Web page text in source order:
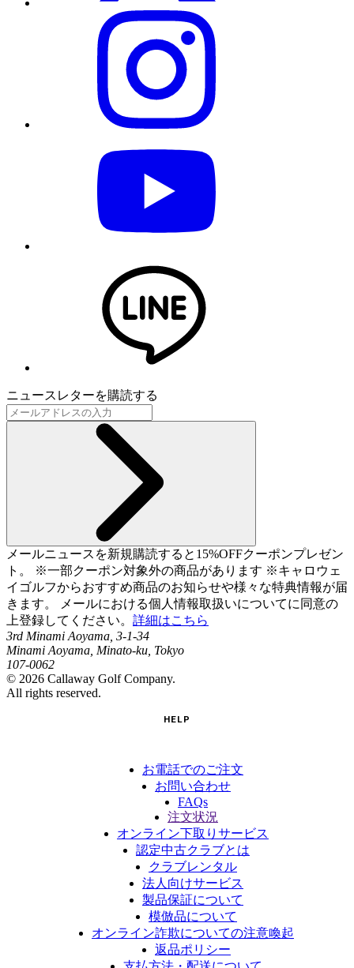
ニュースレターを購読する
メールニュースを新規購読すると15%OFFクーポンプレゼン
ト。 ※一部クーポン対象外の商品があります ※キャロウェ
イゴルフからおすすめ商品のお知らせや様々な特典情報が届
きます。 メールにおける個人情報取扱いについてに同意の
上登録してください。 詳細はこちら
3rd Minami Aoyama, 3-1-34
Minami Aoyama, Minato-ku, Tokyo
107-0062
© 2026 Callaway Golf Company.
All rights reserved.
HELP
お電話でのご注文
お問い合わせ
FAQs
注文状況
オンライン下取りサービス
認定中古クラブとは
クラブレンタル
法人向けサービス
製品保証について
模倣品について
オンライン詐欺についての注意喚起
返品ポリシー